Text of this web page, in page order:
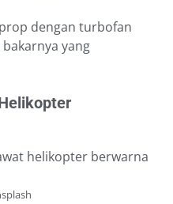
dengan turbofan
yang